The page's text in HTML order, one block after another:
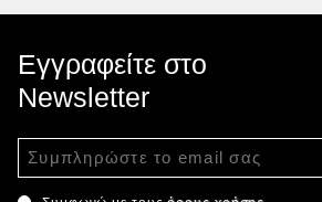
Εγγραφείτε στο
Newsletter